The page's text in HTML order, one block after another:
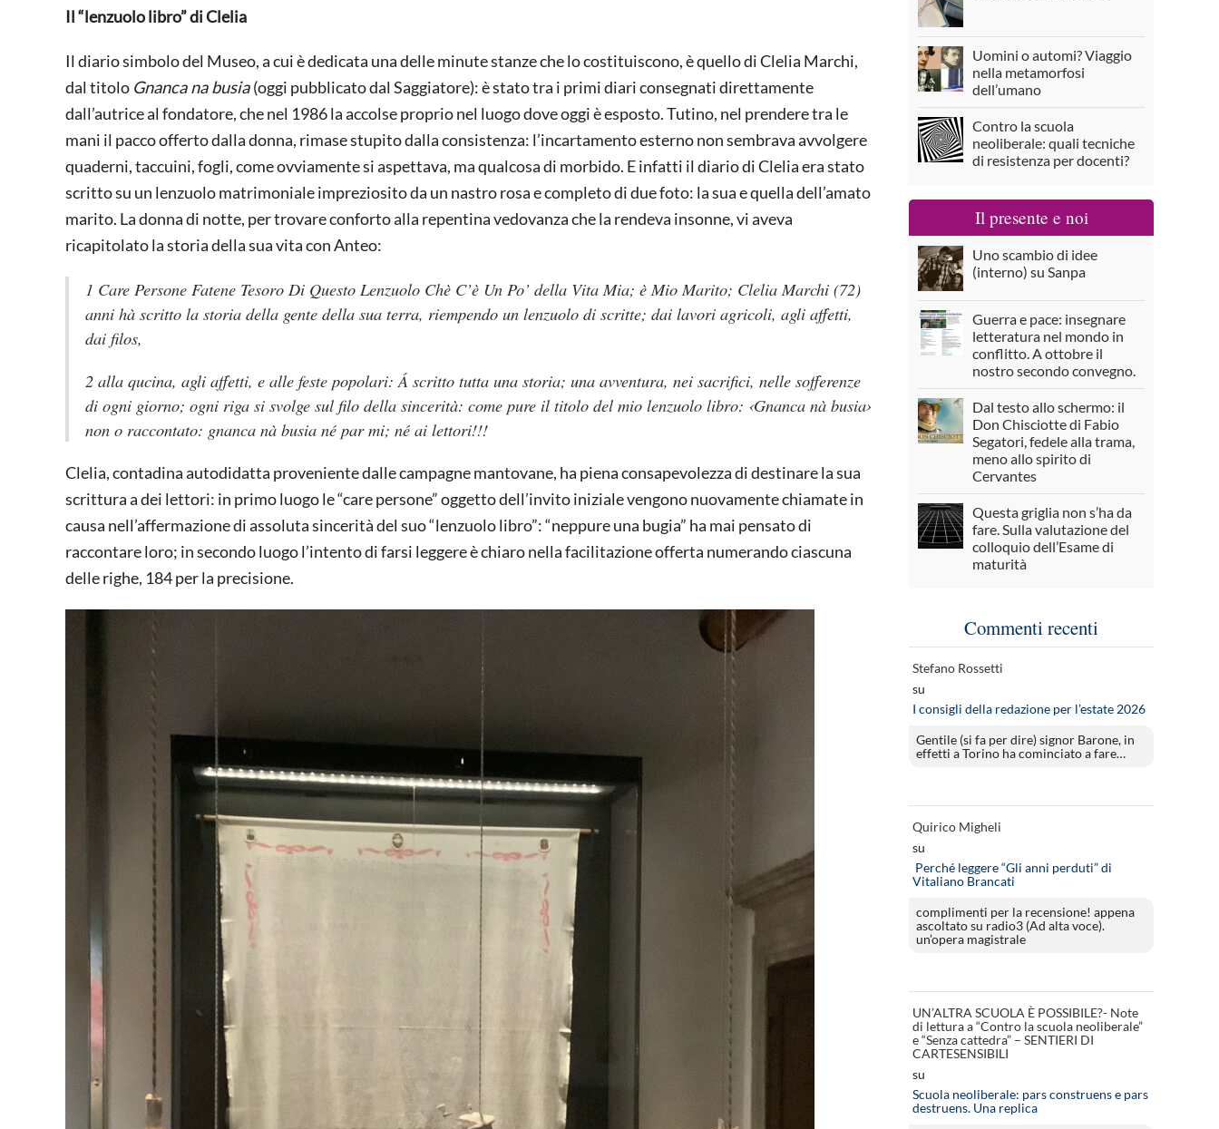
Il “lenzuolo libro” di Clelia
Il diario simbolo del Museo, a cui è dedicata una delle minute stanze che lo costituiscono, è quello di Clelia Marchi,
dal titolo Gnanca na busia(oggi pubblicato dal Saggiatore): è stato tra i primi diari consegnati direttamente
dall’autrice al fondatore, che nel 1986 la accolse proprio nel luogo dove oggi è esposto. Tutino, nel prendere tra le
mani il pacco offerto dalla donna, rimase stupito dalla consistenza: l’incartamento esterno non sembrava avvolgere
quaderni, taccuini, fogli, come ovviamente si aspettava, ma qualcosa di morbido. E infatti il diario di Clelia era stato
scritto su un lenzuolo matrimoniale impreziosito da un nastro rosa e completo di due foto: la sua e quella dell’amato
marito. La donna di notte, per trovare conforto alla repentina vedovanza che la rendeva insonne, vi aveva
ricapitolato la storia della sua vita con Anteo:
1 Care Persone Fatene Tesoro Di Questo Lenzuolo Chè C’è Un Po’ della Vita Mia; è Mio Marito; Clelia Marchi (72)
anni hà scritto la storia della gente della sua terra, riempendo un lenzuolo di scritte; dai lavori agricoli, agli affetti,
dai filos,
2 alla qucina, agli affetti, e alle feste popolari: Á scritto tutta una storia; una avventura, nei sacrifici, nelle sofferenze
di ogni giorno; ogni riga si svolge sul filo della sincerità: come pure il titolo del mio lenzuolo libro: ‹Gnanca nà busia›
non o raccontato: gnanca nà busia né par mi; né ai lettori!!!
Clelia, contadina autodidatta proveniente dalle campagne mantovane, ha piena consapevolezza di destinare la sua
scrittura a dei lettori: in primo luogo le “care persone” oggetto dell’invito iniziale vengono nuovamente chiamate in
causa nell’affermazione di assoluta sincerità del suo “lenzuolo libro”: “neppure una bugia” ha mai pensato di
raccontare loro; in secondo luogo l’intento di farsi leggere è chiaro nella facilitazione offerta numerando ciascuna
delle righe, 184 per la precisione.
Uomini o automi? Viaggio
nella metamorfosi
dell’umano
Contro la scuola
neoliberale: quali tecniche
di resistenza per docenti?
Il presente e noi
Uno scambio di idee
(interno) su Sanpa
Guerra e pace: insegnare
letteratura nel mondo in
conflitto. A ottobre il
nostro secondo convegno.
Dal testo allo schermo: il
Don Chisciotte di Fabio
Segatori, fedele alla trama,
meno allo spirito di
Cervantes
Questa griglia non s’ha da
fare. Sulla valutazione del
colloquio dell’Esame di
maturità
Commenti recenti
Stefano Rossetti
su
I consigli della redazione per l’estate 2026
Gentile (si fa per dire) signor Barone, in
effetti a Torino ha cominciato a fare…
Quirico Migheli
su
Perché leggere “Gli anni perduti” di
Vitaliano Brancati
complimenti per la recensione! appena
ascoltato su radio3 (Ad alta voce).
un’opera magistrale
UN’ALTRA SCUOLA È POSSIBILE?- Note
di lettura a “Contro la scuola neoliberale”
e “Senza cattedra” – SENTIERI DI
CARTESENSIBILI
su
Scuola neoliberale: pars construens e pars
destruens. Una replica